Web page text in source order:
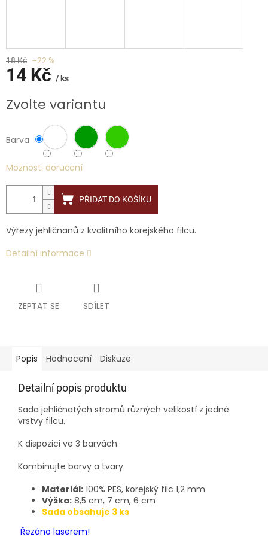
18 Kč –22 %
14 Kč / ks
cena:
Zvolte variantu
Barva
Možnosti doručení
PŘIDAT DO KOŠÍKU
Výřezy jehličnanů z kvalitního korejského filcu.
Detailní informace
ZEPTAT SE SDÍLET
Popis Hodnocení Diskuze
Detailní popis produktu
Sada jehličnatých stromů různých velikostí z jedné
vrstvy filcu.
K dispozici ve 3 barvách.
Kombinujte barvy a tvary.
Materiál: 100% PES, korejský filc 1,2 mm
Výška: 8,5 cm, 7 cm, 6 cm
Sada obsahuje 3 ks
Řezáno laserem!